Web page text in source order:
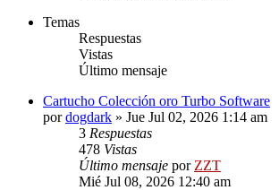
Temas
Respuestas
Vistas
Último mensaje
Cartucho Colección oro Turbo Software
pordogdark » Jue Jul 02, 2026 1:14 am
3 Respuestas
478 Vistas
Último mensaje por ZZT
Mié Jul 08, 2026 12:40 am